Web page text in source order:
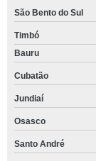
São Bento do Sul
Timbó
Bauru
Cubatão
Jundiaí
Osasco
Santo André